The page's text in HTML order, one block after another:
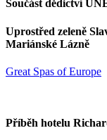
Součást dědictví
Uprostřed zeleně
Mariánské Lázně
Great Spas of Europe
Příběh hotelu